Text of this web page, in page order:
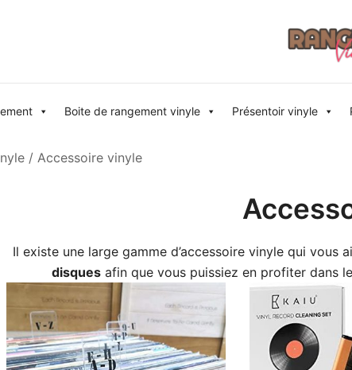
Boite de rangement vinyle Présentoir vinyle
/ Accessoire vinyle
Il existe une large gamme d’accessoire vinyle qui vous
disques afin que vous puissiez en profiter dans